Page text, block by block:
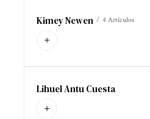
Kimey Newen 4 Artículos
Lihuel Antu Cuesta